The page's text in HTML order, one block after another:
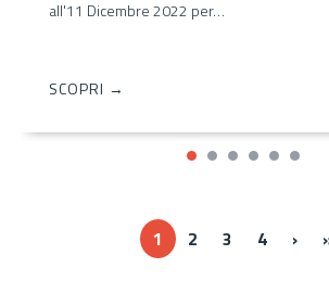
all'11 Dicembre 2022 per…
SCOPRI →
1 2 3 4 ›Next